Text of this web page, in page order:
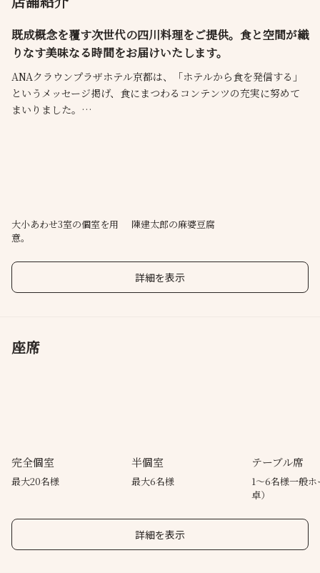
既成概念を覆す次世代の四川料理をご提供。食と空間が織
りなす美味なる時間をお届けいたします。
ANAクラウンプラザホテル京都は、「ホテルから食を発信する」
というメッセージ掲げ、食にまつわるコンテンツの充実に努めて
まいりました。
大小あわせ3室の個室を用
意。
陳建太郎の麻婆豆腐
詳細を表示
座席
完全個室
最大20名様
半個室
最大6名様
テーブル席
1～6名様一般
卓）
詳細を表示